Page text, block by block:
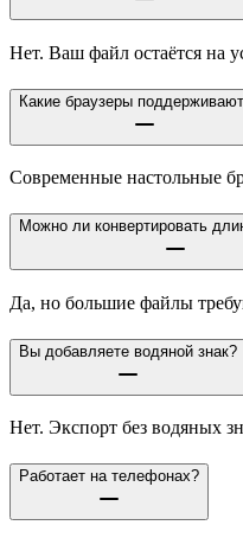
Нет. Ваш файл остаётся на
Какие браузеры
Современные настольные
Можно ли конвертировать
Да, но большие файлы
Вы добавляете водяной знак?
Нет. Экспорт без водяных
Работает на телефонах?